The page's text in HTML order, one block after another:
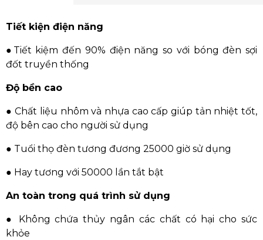
Tiết kiện điện năng
●Tiết kiệm đến 90% điện năng so với bóng đèn sợi
đốt truyền thống
Độ bền cao
● Chất liệu nhôm và nhựa cao cấp giúp tản nhiệt tốt,
độ bên cao cho người sử dụng
● Tuổi thọ đèn tương đương 25000 giờ sử dụng
● Hay tương với 50000 lần tắt bật
An toàn trong quá trình sử dụng
● Không chứa thủy ngân các chất có hại cho sức
khỏe